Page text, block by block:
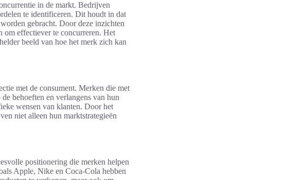
in de markt. Bedrijven
te identificeren. Dit houdt in dat
gebracht. Door deze inzichten
om effectiever te concurreren. Het
beeld van hoe het merk zich kan
met de consument. Merken die met
behoeften en verlangens van hun
wensen van klanten. Door het
niet alleen hun marktstrategieën
positionering die merken helpen
Apple, Nike en Coca-Cola hebben